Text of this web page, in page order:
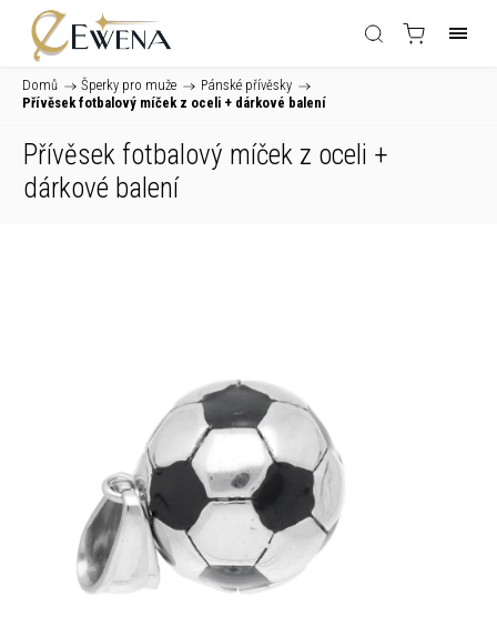
Domů / Šperky pro muže / Pánské přívěsky /
Přívěsek fotbalový míček z oceli + dárkové balení
Přívěsek fotbalový míček z oceli +
dárkové balení